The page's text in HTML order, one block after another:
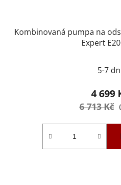
Kombinovaná pumpa na
Expert
5-7
4 699
6 713 Kč